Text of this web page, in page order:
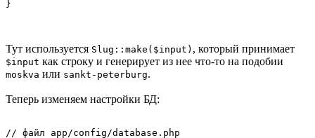
Тут используется Slug::make($input) , который принимает
$input как строку и генерирует из нее что-то на подобии
moskva или sankt-peterburg.
Теперь изменяем настройки БД:
// файл app/config/database.php